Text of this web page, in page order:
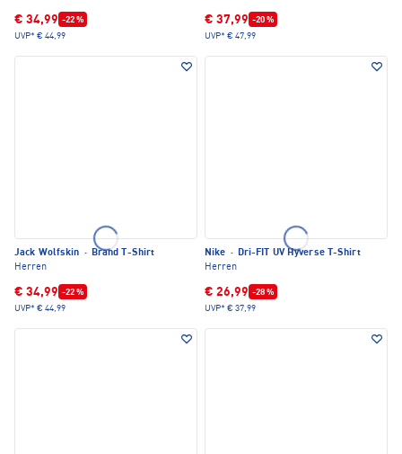
€ 34,99 -22 %
UVP* € 44,99
€ 37,99 -20 %
UVP* € 47,99
Jack Wolfskin · Brand T-Shirt
Herren
€ 34,99 -22 %
UVP* € 44,99
Nike · Dri-FIT UV Hyverse T-Shirt
Herren
€ 26,99 -28 %
UVP* € 37,99